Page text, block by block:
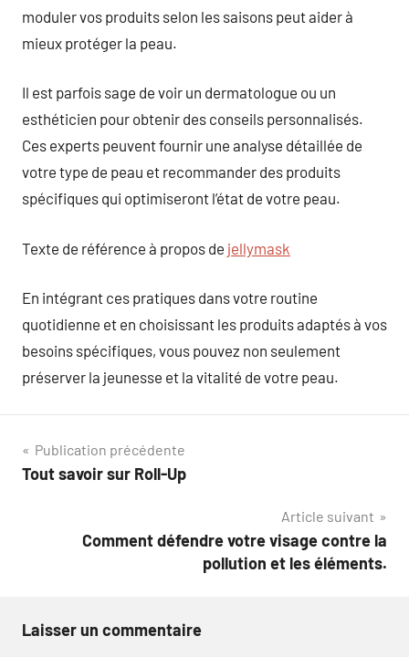
moduler vos produits selon les saisons peut aider à
mieux protéger la peau.
Il est parfois sage de voir un dermatologue ou un
esthéticien pour obtenir des conseils personnalisés.
Ces experts peuvent fournir une analyse détaillée de
votre type de peau et recommander des produits
spécifiques qui optimiseront l’état de votre peau.
Texte de référence à propos de jellymask
En intégrant ces pratiques dans votre routine
quotidienne et en choisissant les produits adaptés à vos
besoins spécifiques, vous pouvez non seulement
préserver la jeunesse et la vitalité de votre peau.
Navigation
de
Publication précédente
Tout savoir sur Roll-Up
Article suivant
Comment défendre votre visage contre la
pollution et les éléments.
Laisser un commentaire